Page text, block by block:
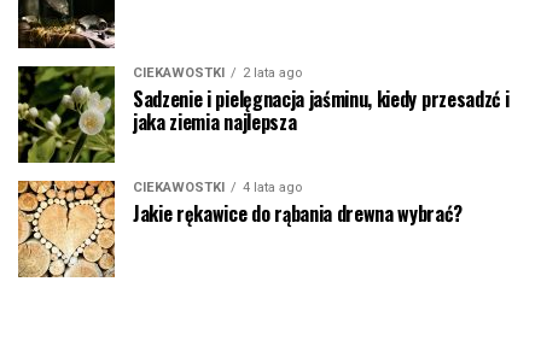
CIEKAWOSTKI 2 lata ago
Sadzenie i pielęgnacja jaśminu, kiedy przesadzć i
jaka ziemia najlepsza
CIEKAWOSTKI 4 lata ago
Jakie rękawice do rąbania drewna wybrać?